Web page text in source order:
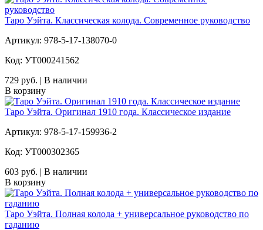
Таро Уэйта. Классическая колода. Современное руководство
Артикул: 978-5-17-138070-0
Код: УТ000241562
729 руб. | В наличии
В корзину
Таро Уэйта. Оригинал 1910 года. Классическое издание
Артикул: 978-5-17-159936-2
Код: УТ000302365
603 руб. | В наличии
В корзину
Таро Уэйта. Полная колода + универсальное руководство по
гаданию